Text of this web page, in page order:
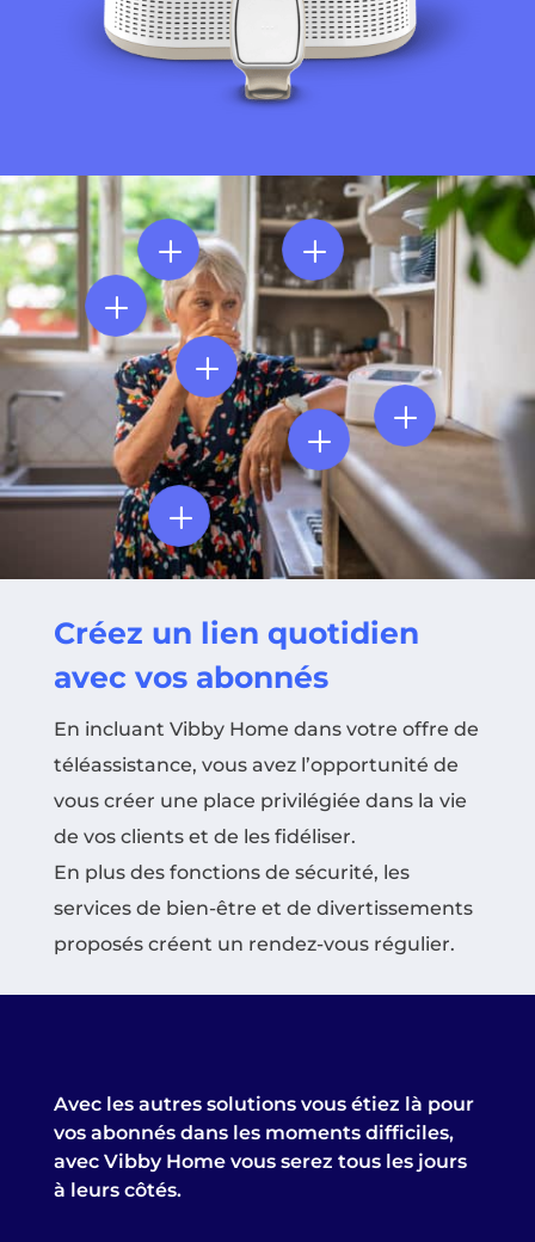
L
L
L
L
L L
L
Créez un lien quotidien
avec vos abonnés
En incluant Vibby Home dans votre offre de
téléassistance, vous avez l’opportunité de
vous créer une place privilégiée dans la vie
de vos clients et de les fidéliser.
En plus des fonctions de sécurité, les
services de bien-être et de divertissements
proposés créent un rendez-vous régulier.
Avec les autres solutions vous étiez là pour
vos abonnés dans les moments difficiles,
avec Vibby Home vous serez tous les jours
à leurs côtés.